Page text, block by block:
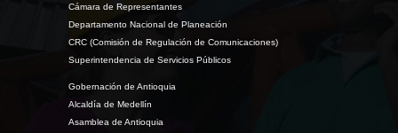
Cámara de Representantes
Departamento Nacional de Planeación
CRC (Comisión de Regulación de Comunicaciones)
Superintendencia de Servicios Públicos
Gobernación de Antioquia
Alcaldía de Medellín
Asamblea de Antioquia